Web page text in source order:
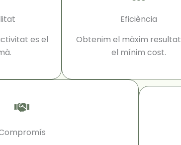
es el
Eficiència
Obtenim el màxim
el mínim cost.